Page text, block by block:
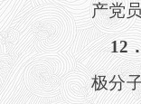
产党
12
极分